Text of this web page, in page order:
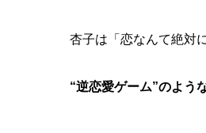
杏子は「恋なんて絶対
“逆恋愛ゲーム”のよう